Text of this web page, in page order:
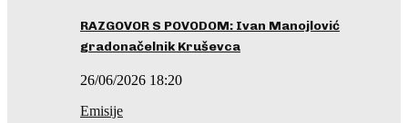
RAZGOVOR S POVODOM: Ivan Manojlović
gradonačelnik Kruševca
26/06/2026 18:20
Emisije